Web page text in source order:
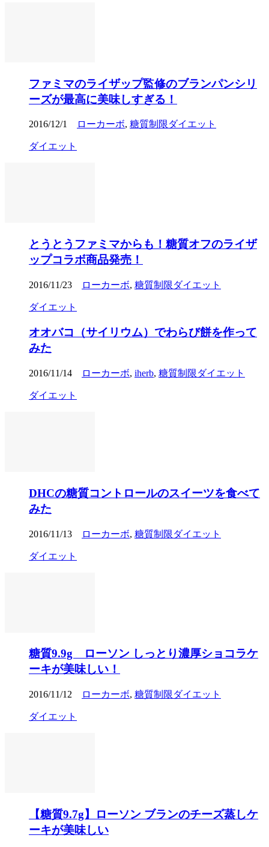
ファミマのライザップ監修のブランパンシリ
ーズが最高に美味しすぎる！
2016/12/1 ローカーボ, 糖質制限ダイエット
ダイエット
とうとうファミマからも！糖質オフのライザ
ップコラボ商品発売！
2016/11/23 ローカーボ, 糖質制限ダイエット
ダイエット
オオバコ（サイリウム）でわらび餅を作って
みた
2016/11/14 ローカーボ, iherb, 糖質制限ダイエット
ダイエット
DHCの糖質コントロールのスイーツを食べて
みた
2016/11/13 ローカーボ, 糖質制限ダイエット
ダイエット
糖質9.9g ローソン しっとり濃厚ショコラケ
ーキが美味しい！
2016/11/12 ローカーボ, 糖質制限ダイエット
ダイエット
【糖質9.7g】ローソン ブランのチーズ蒸しケ
ーキが美味しい